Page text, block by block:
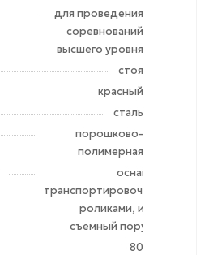
для проведения
соревнований
высшего уровня
стоя
красный
сталь
порошково-
полимерная
оснащена
транспортировочными
роликами, имеет
съемный поручень
80